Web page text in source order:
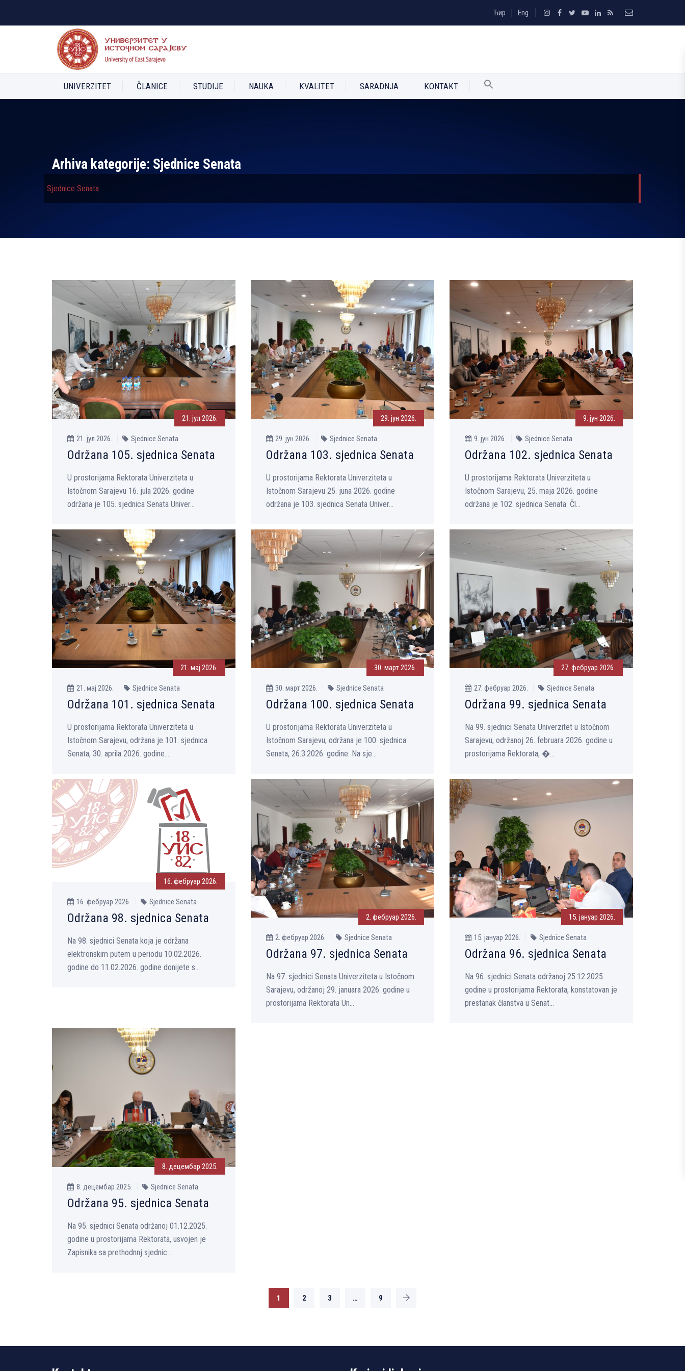
Ћир Eng
UNIVERZITET ČLANICE STUDIJE NAUKA KVALITET SARADNJA KONTAKT
Arhiva kategorije: Sjednice Senata
Sjednice Senata
21. јул 2026.
21. јул 2026. Sjednice Senata
Održana 105. sjednica Senata
U prostorijama Rektorata Univerziteta u
Istočnom Sarajevu 16. jula 2026. godine
održana je 105. sjednica Senata Univer...
29. јун 2026.
29. јун 2026. Sjednice Senata
Održana 103. sjednica Senata
U prostorijama Rektorata Univerziteta u
Istočnom Sarajevu 25. juna 2026. godine
održana je 103. sjednica Senata Univer...
9. јун 2026.
9. јун 2026. Sjednice Senata
Održana 102. sjednica Senata
U prostorijama Rektorata Univerziteta u
Istočnom Sarajevu, 25. maja 2026. godine
održana je 102. sjednica Senata. Čl...
21. мај 2026.
21. мај 2026. Sjednice Senata
Održana 101. sjednica Senata
U prostorijama Rektorata Univerziteta u
Istočnom Sarajevu, održana je 101. sjednica
Senata, 30. aprila 2026. godine....
30. март 2026.
30. март 2026. Sjednice Senata
Održana 100. sjednica Senata
U prostorijama Rektorata Univerziteta u
Istočnom Sarajevu, održana je 100. sjednica
Senata, 26.3.2026. godine. Na sje...
27. фебруар 2026.
27. фебруар 2026. Sjednice Senata
Održana 99. sjednica Senata
Na 99. sjednici Senata Univerzitet u Istočnom
Sarajevu, održanoj 26. februara 2026. godine u
prostorijama Rektorata, �...
16. фебруар 2026.
16. фебруар 2026. Sjednice Senata
Održana 98. sjednica Senata
Na 98. sjednici Senata koja je održana
elektronskim putem u periodu 10.02.2026.
godine do 11.02.2026. godine donijete s...
2. фебруар 2026.
2. фебруар 2026. Sjednice Senata
Održana 97. sjednica Senata
Na 97. sjednici Senata Univerziteta u Istočnom
Sarajevu, održanoj 29. januara 2026. godine u
prostorijama Rektorata Un...
15. јануар 2026.
15. јануар 2026. Sjednice Senata
Održana 96. sjednica Senata
Na 96. sjednici Senata održanoj 25.12.2025.
godine u prostorijama Rektorata, konstatovan je
prestanak članstva u Senat...
8. децембар 2025.
8. децембар 2025. Sjednice Senata
Održana 95. sjednica Senata
Na 95. sjednici Senata održanoj 01.12.2025.
godine u prostorijama Rektorata, usvojen je
Zapisnika sa prethodnnj sjednic...
1 2 3 … 9